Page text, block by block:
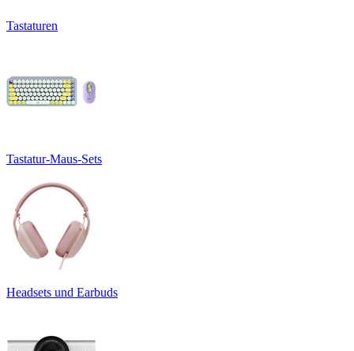
Tastaturen
Tastatur-Maus-Sets
Headsets und Earbuds